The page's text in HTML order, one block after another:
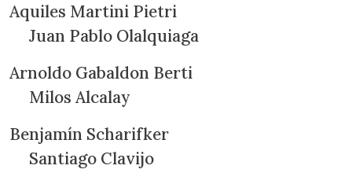
Aquiles Martini Pietri
Juan Pablo Olalquiaga
Arnoldo Gabaldon Berti
Milos Alcalay
Benjamín Scharifker
Santiago Clavijo